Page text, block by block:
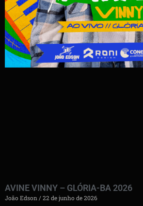
AVINE VINNY – GLÓRIA-BA 2026
João Edson 22 de junho de 2026